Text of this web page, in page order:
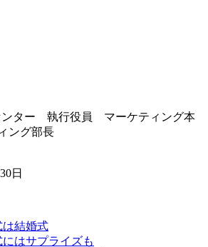
ンター 執行役員 マーケティング本
ング部長
日
は結婚式
はサプライズも